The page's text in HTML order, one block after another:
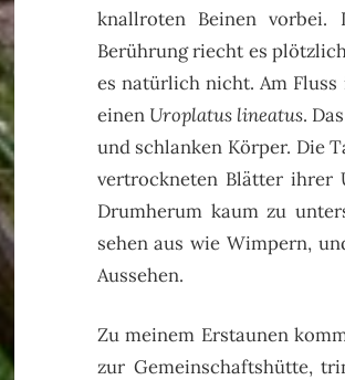
knallroten Beinen
Berührung riecht es
es natürlich nicht. Am
einen Uroplatus lineatus.
und schlanken Körper. Die
vertrockneten Blätter ihrer
Drumherum kaum zu
sehen aus wie Wimpern,
Aussehen.
Zu meinem Erstaunen
zur Gemeinschaftshütte,